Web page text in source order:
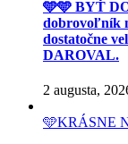
🩵🩵 BYŤ
dobrovoľník
dostatočne
DAROVAL.
2 augusta,
🩵KRÁSNE